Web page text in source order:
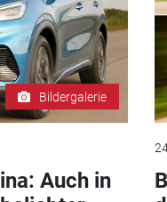
Bildergalerie
Auch in